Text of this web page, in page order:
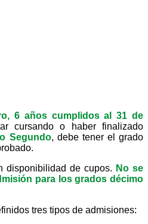
6 años cumplidos al 31 de
cursando o haber finalizado
Segundo, debe tener el grado
disponibilidad de cupos. No se
para los grados décimo
tres tipos de admisiones: